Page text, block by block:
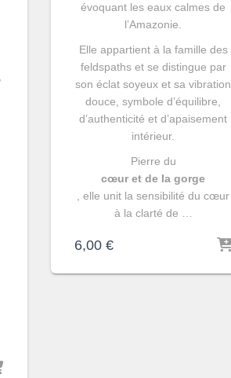
évoquant les eaux calmes de
l’Amazonie.
Elle appartient à la famille des
feldspaths et se distingue par
son éclat soyeux et sa vibration
douce, symbole d’équilibre,
d’authenticité et d’apaisement
intérieur.
Pierre du
cœur et de la gorge
, elle unit la sensibilité du cœur
à la clarté de …
6,00 €